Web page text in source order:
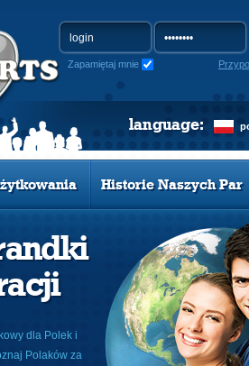
Zapamiętaj mnie
language:
Historie Naszych Par
dla Polek i
Polaków za